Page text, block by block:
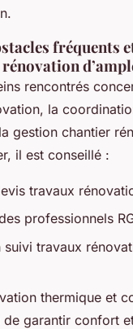
fréquents
rencontrés
la
gestion chantier
il est conseillé :
travaux
professionnels
suivi travaux
thermique et
de garantir confort